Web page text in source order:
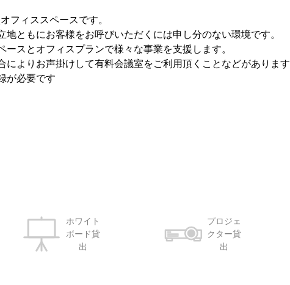
フィススペースです。
ともにお客様をお呼びいただくには申し分のない環境です。
スとオフィスプランで様々な事業を支援します。
よりお声掛けして有料会議室をご利用頂くことなどがあります
が必要です
ホワイト
ボード貸
出
プロジェ
クター貸
出